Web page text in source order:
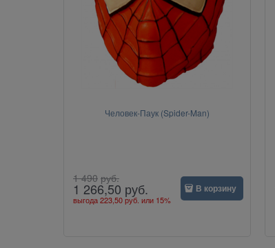
Человек-Паук (Spider-Man)
1 490 руб.
1 266,50 руб.
выгода223,50 руб. или 15%
В корзину